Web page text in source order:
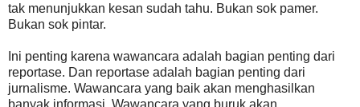
tak menunjukkan kesan sudah tahu. Bukan sok pamer.
Bukan sok pintar.
Ini penting karena wawancara adalah bagian penting dari
reportase. Dan reportase adalah bagian penting dari
jurnalisme. Wawancara yang baik akan menghasilkan
banyak informasi. Wawancara yang buruk akan